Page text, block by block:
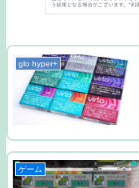
glo hyper+
ゲーム